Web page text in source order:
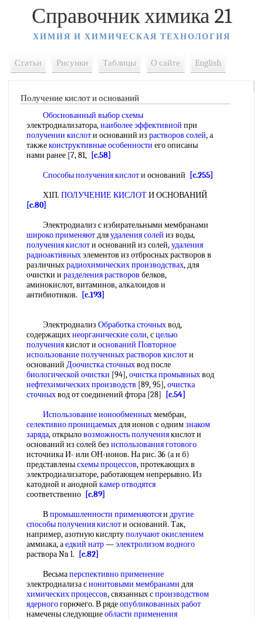
Справочник химика 21
ХИМИЯ И ХИМИЧЕСКАЯ ТЕХНОЛОГИЯ
Статьи Рисунки Таблицы О сайте English
Получение кислот и оснований
Обоснованный выбор схемы
электродиализатора,наиболее эффективной при
получении кислоти оснований из растворов солей, а
такжеконструктивные особенности его описаны
нами ранее [7, 81, [c.58]
Способы получения кислоти оснований
[c.255]
Х1П. ПОЛУЧЕНИЕ КИСЛОТИ ОСНОВАНИЙ
[c.80]
Электродиализ с избирательными мембранами
широко применяютдляудаления солей из воды,
получения кислоти оснований из солей,удаления
радиоактивныхэлементов из отбросных растворов в
различныхрадиохимических производствах, для
очистки и разделения растворов белков,
аминокислот, витаминов, алкалоидов и
антибиотиков.
[c.193]
Электродиализ Обработка сточныхвод,
содержащихнеорганические соли, сцелью
получениякислот и оснований Повторное
использованиеполученных растворов кислоти
оснований Доочистка сточныхвод после
биологической очистки [94],очистка промывныхвод
нефтехимических производств [89, 95],очистка
сточныхвод от соединений фтора [28]
[c.54]
Использование ионообменныхмембран,
селективно проницаемыхдля ионов с однимзнаком
заряда, открыловозможность получениякислот и
оснований из солей без использования готового
источника И- или ОН-ионов. На рис. 36 (а и б)
представленысхемы процессов, протекающих в
электродиализаторе, работающем непрерывно. Из
катодной и анодной камер отводятся
соответственно [c.89]
Впромышленности применяютсяи другие
способы получения кислоти оснований. Так,
например, азотную кислртуполучают окислением
аммиака, аедкий натр—электролизом водного
раствора Na l.
[c.82]
Весьмаперспективно применение
электродиализа сионитовыми мембранами для
химических процессов, связанных спроизводством
ядерногогорючего. В рядеопубликованных работ
намечены следующиеобласти применения